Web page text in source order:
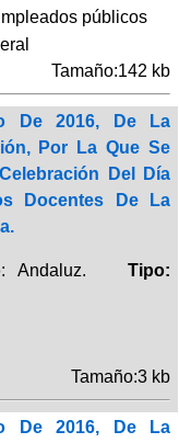
públicos
Tamaño:142 kb
De 2016, De La
Por La Que Se
Del Día
Docentes De La
: Andaluz.Tipo:
Tamaño:3 kb
De 2016, De La